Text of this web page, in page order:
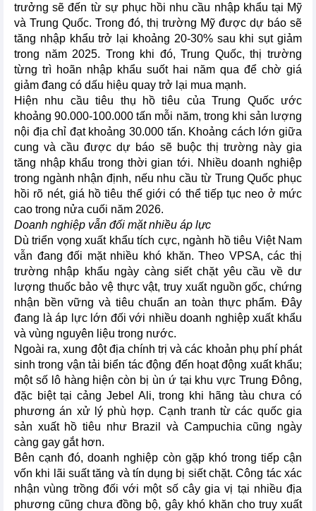
trưởng sẽ đến từ sự phục hồi nhu cầu nhập khẩu tại Mỹ
và Trung Quốc. Trong đó, thị trường Mỹ được dự báo sẽ
tăng nhập khẩu trở lại khoảng 20-30% sau khi sụt giảm
trong năm 2025. Trong khi đó, Trung Quốc, thị trường
từng trì hoãn nhập khẩu suốt hai năm qua để chờ giá
giảm đang có dấu hiệu quay trở lại mua mạnh.
Hiện nhu cầu tiêu thụ hồ tiêu của Trung Quốc ước
khoảng 90.000-100.000 tấn mỗi năm, trong khi sản lượng
nội địa chỉ đạt khoảng 30.000 tấn. Khoảng cách lớn giữa
cung và cầu được dự báo sẽ buộc thị trường này gia
tăng nhập khẩu trong thời gian tới. Nhiều doanh nghiệp
trong ngành nhận định, nếu nhu cầu từ Trung Quốc phục
hồi rõ nét, giá hồ tiêu thế giới có thể tiếp tục neo ở mức
cao trong nửa cuối năm 2026.
Doanh nghiệp vẫn đối mặt nhiều áp lực
Dù triển vọng xuất khẩu tích cực, ngành hồ tiêu Việt Nam
vẫn đang đối mặt nhiều khó khăn. Theo VPSA, các thị
trường nhập khẩu ngày càng siết chặt yêu cầu về dư
lượng thuốc bảo vệ thực vật, truy xuất nguồn gốc, chứng
nhận bền vững và tiêu chuẩn an toàn thực phẩm. Đây
đang là áp lực lớn đối với nhiều doanh nghiệp xuất khẩu
và vùng nguyên liệu trong nước.
Ngoài ra, xung đột địa chính trị và các khoản phụ phí phát
sinh trong vận tải biển tác động đến hoạt động xuất khẩu;
một số lô hàng hiện còn bị ùn ứ tại khu vực Trung Đông,
đặc biệt tại cảng Jebel Ali, trong khi hãng tàu chưa có
phương án xử lý phù hợp. Cạnh tranh từ các quốc gia
sản xuất hồ tiêu như Brazil và Campuchia cũng ngày
càng gay gắt hơn.
Bên cạnh đó, doanh nghiệp còn gặp khó trong tiếp cận
vốn khi lãi suất tăng và tín dụng bị siết chặt. Công tác xác
nhận vùng trồng đối với một số cây gia vị tại nhiều địa
phương cũng chưa đồng bộ, gây khó khăn cho truy xuất